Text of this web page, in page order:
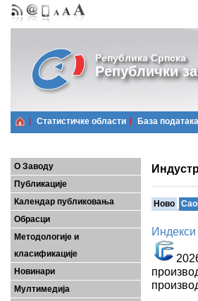
Република Српска
Републички
Статистичке области Базa података
О Заводу
Публикације
Календар публиковања
Обрасци
Методологије и
класификације
Новинари
Мултимедија
Ново
Индекси